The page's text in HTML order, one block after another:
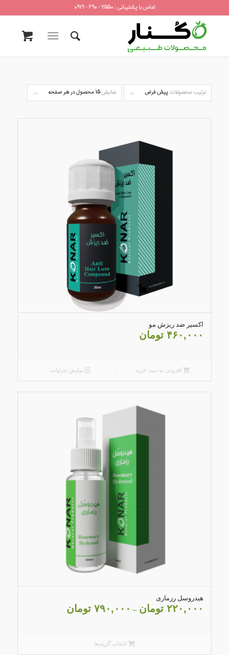
تماس با پشتیبانی : 2550 - 690 - 0919
ترتیب محصولات:پیش فرض نمایش15 محصول در هر صفحه
4.00
اکسیر ضد ریزش مو
۴۶۰,۰۰۰ تومان
افزودن به سبد خرید نمایش جزئیات
4.03
هیدروسل رزماری
۲۲۰,۰۰۰ تومان – ۷۹۰,۰۰۰ تومان
انتخاب گزینه‌ها